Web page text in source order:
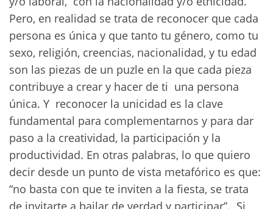
Pero, en realidad se trata de reconocer que cada
persona es única y que tanto tu género, como tu
sexo, religión, creencias, nacionalidad, y tu edad
son las piezas de un puzle en la que cada pieza
contribuye a crear y hacer de ti una persona
única. Y reconocer la unicidad es la clave
fundamental para complementarnos y para dar
paso a la creatividad, la participación y la
productividad. En otras palabras, lo que quiero
decir desde un punto de vista metafórico es que:
“no basta con que te inviten a la fiesta, se trata